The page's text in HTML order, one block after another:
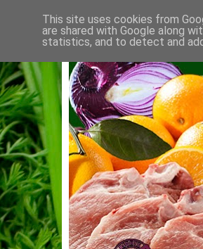
This site uses cookies from
are shared with Google along
statistics, and to detect and